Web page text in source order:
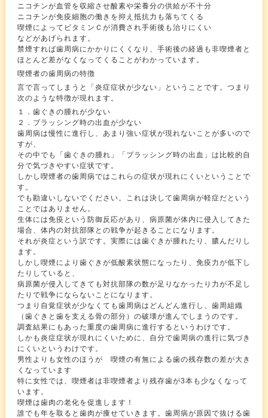
ニコチンが血管を収縮させ酸素や栄養分の供給が不十分
ニコチンが免疫細胞の働きを抑え抵抗力も落ちてくる
喫煙によってビタミンＣが消費され手術後も治りにくい
などがあげられます。
禁煙すれば歯周病にかかりにくくなり、手術後の経過も非喫煙者と
ほとんど差がなくなってくることがわかっています。
喫煙者の歯周病の特徴
言で言ってしまうと「炎症症状が少ない」ということです。つまり
次のような特徴が現れます。
１．歯ぐきの腫れが少ない
２．ブラッシング時の出血が少ない
歯周病は慢性に進行し、あまり強い症状が現れないことが多いので
すが、
その中でも「歯ぐきの腫れ」「ブラッシング時の出血」は比較的自
分で気づきやすい症状です。
しかし喫煙者の歯周病ではこれらの症状が現れにくいということで
す。
でも勘違いしないでください。これは決して歯周病が軽症だという
ことではありません。
生体には免疫という防御反応があり、病原菌が体内に侵入してきた
場合、体内の対抗部隊との戦争が起きることになります。
それが炎症という訳です。実際には歯ぐきが腫れたり、膿んだりし
ます。
しかし喫煙により歯ぐきが低酸素状態になったり、免疫力が低下し
たりしていると、
病原菌が侵入してきても対抗部隊の数が足りなかったり力が不足し
たりで戦争にならないことになります。
つまり自覚症状が少なくても歯周病はどんどん進行し、歯周組織
（歯ぐきと歯を支える骨の部分）の破壊が進んでしまうのです。
調査結果にもあった重度の歯周病に進行するというわけです。
しかも炎症症状が現れにくいために、自分で歯周病の進行に気づき
にくいというわけです。
男性よりも女性のほうが 喫煙の有無による歯の残存数の差が大き
くなっています
特に女性では、喫煙者は非喫煙者より残存歯が3本も少なくなって
います。
喫煙は歯肉の老化を促進します！
誰でも年を取ると歯肉が痩せていきます。歯周病が原因で抜ける歯